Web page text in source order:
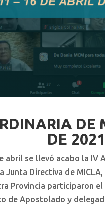
DE
DE 2021
abril se llevó acabo la IV
Junta Directiva de
Provincia participaron
de Apostolado y